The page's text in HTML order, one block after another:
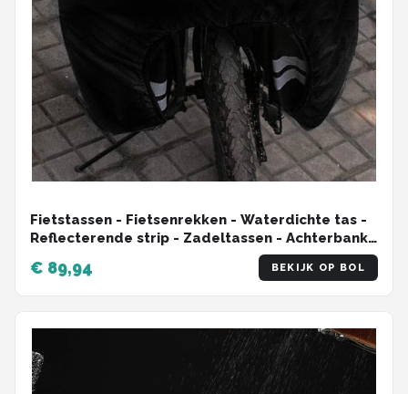
Fietstassen - Fietsenrekken - Waterdichte tas -
Reflecterende strip - Zadeltassen - Achterbank
draagtas - Fietsen accessoires - 27L - Met
regenhoes Double Bicycle Bag
€ 89,94 BEKIJK OP BOL